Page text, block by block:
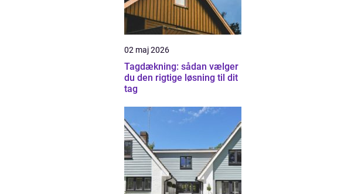
02 maj 2026
Tagdækning: sådan vælger
du den rigtige løsning til dit
tag